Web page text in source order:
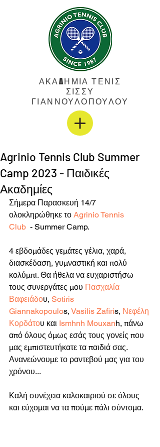
ΑΚΑΔΗΜΙΑ ΤΕΝΙΣ
ΣΙΣΣΥ
ΓΙΑΝΝΟΥΛΟΠΟΥΛΟΥ
Agrinio Tennis Club Summer
Camp 2023 - Παιδικές
Ακαδημίες
Σήμερα Παρασκευή 14/7
ολοκληρώθηκε το Agrinio Tennis
Club - Summer Camp.
4 εβδομάδες γεμάτες γέλια, χαρά,
διασκέδαση, γυμναστική και πολύ
κολύμπι. Θα ήθελα να ευχαριστήσω
τους συνεργάτες μου Πασχαλία
Βαφειάδου, Sotiris
Giannakopoulos, Vasilis Zafiris, Νεφέλη
Κορδάτου και Ismhnh Mouxanh, πάνω
από όλους όμως εσάς τους γονείς που
μας εμπιστευτήκατε τα παιδιά σας.
Ανανεώνουμε το ραντεβού μας για του
χρόνου...
Καλή συνέχεια καλοκαιριού σε όλους
και εύχομαι να τα πούμε πάλι σύντομα.